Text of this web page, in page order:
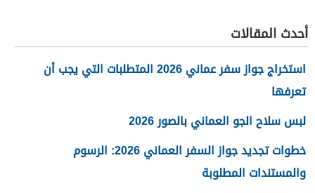
أحدث المقالات
استخراج جواز سفر عماني 2026 المتطلبات التي يجب أن
تعرفها
لبس سلاح الجو العماني بالصور 2026
خطوات تجديد جواز السفر العماني 2026: الرسوم
والمستندات المطلوبة